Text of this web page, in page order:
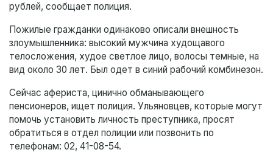
рублей, сообщает полиция.
Пожилые гражданки одинаково описали внешность
злоумышленника: высокий мужчина худощавого
телосложения, худое светлое лицо, волосы темные, на
вид около 30 лет. Был одет в синий рабочий комбинезон.
Сейчас афериста, цинично обманывающего
пенсионеров, ищет полиция. Ульяновцев, которые могут
помочь установить личность преступника, просят
обратиться в отдел полиции или позвонить по
телефонам: 02, 41-08-54.